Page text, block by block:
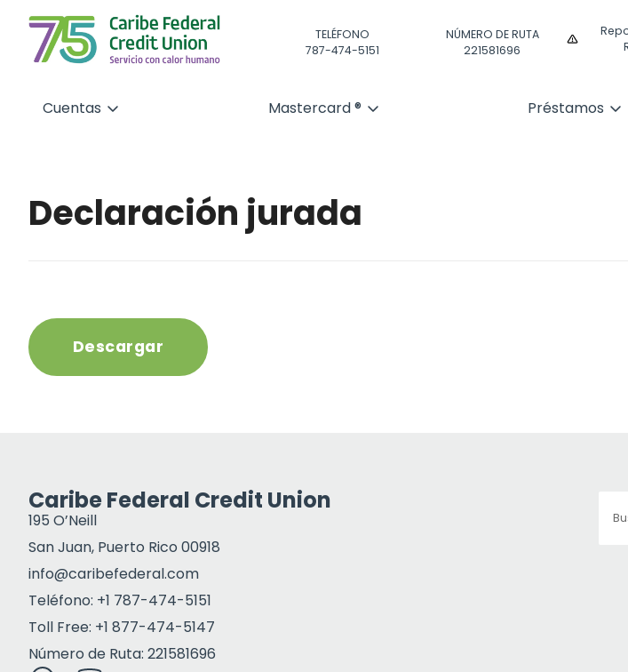
TELÉFONO
787-474-5151
NÚMERO DE RUTA
221581696
Cuentas Mastercard ® Préstamos
Declaración jurada
Descargar
Caribe Federal Credit Union
195 O’Neill
San Juan, Puerto Rico 00918
info@caribefederal.com
Teléfono: +1 787-474-5151
Toll Free: +1 877-474-5147
Número de Ruta: 221581696